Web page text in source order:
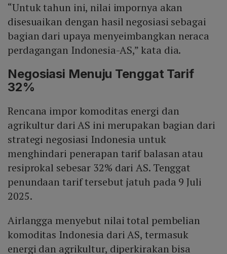
“Untuk tahun ini, nilai impornya akan
disesuaikan dengan hasil negosiasi sebagai
bagian dari upaya menyeimbangkan neraca
perdagangan Indonesia-AS,” kata dia.
Negosiasi Menuju Tenggat Tarif
32%
Rencana impor komoditas energi dan
agrikultur dari AS ini merupakan bagian dari
strategi negosiasi Indonesia untuk
menghindari penerapan tarif balasan atau
resiprokal sebesar 32% dari AS. Tenggat
penundaan tarif tersebut jatuh pada 9 Juli
2025.
Airlangga menyebut nilai total pembelian
komoditas Indonesia dari AS, termasuk
energi dan agrikultur, diperkirakan bisa